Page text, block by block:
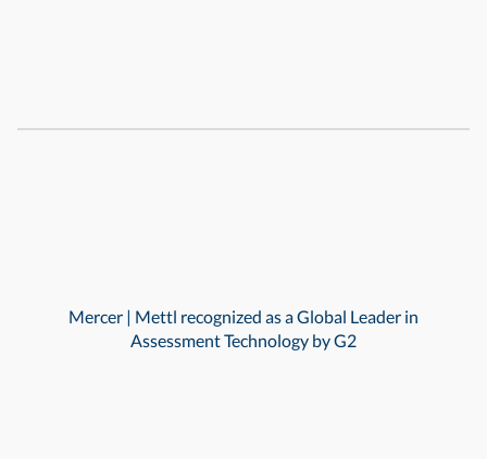
Mercer | Mettl recognized as a Global Leader in
Assessment Technology by G2